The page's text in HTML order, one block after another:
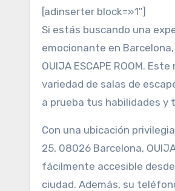
[adinserter block=»1″]
Si estás buscando una experiencia única y
emocionante en
OUIJA ESCAPE ROOM.
variedad de salas de
a prueba tus habilidades y
Con una ubicación
25, 08026 Barcelona, OUIJA
fácilmente accesible
ciudad. Además, su